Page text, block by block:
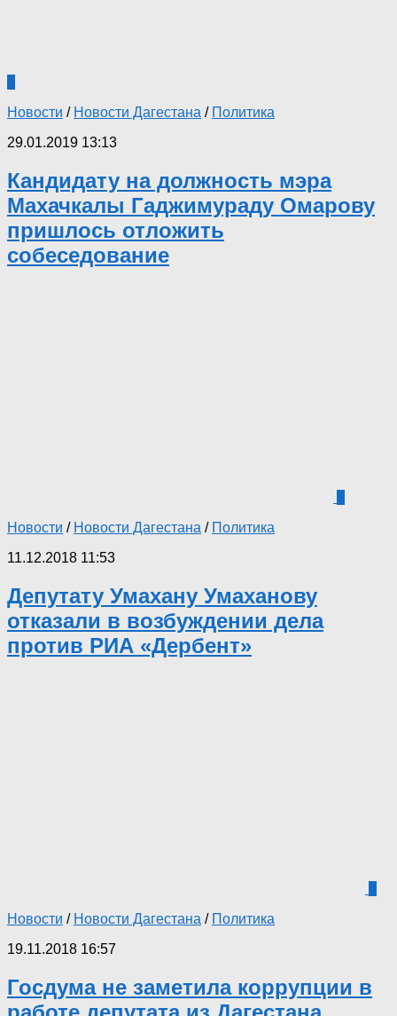
Новости / Новости Дагестана / Политика
29.01.2019 13:13
Кандидату на должность мэра
Махачкалы Гаджимураду Омарову
пришлось отложить
собеседование
Новости / Новости Дагестана / Политика
11.12.2018 11:53
Депутату Умахану Умаханову
отказали в возбуждении дела
против РИА «Дербент»
Новости / Новости Дагестана / Политика
19.11.2018 16:57
Госдума не заметила коррупции в